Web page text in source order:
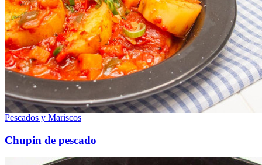
Pescados y Mariscos
Chupin de pescado